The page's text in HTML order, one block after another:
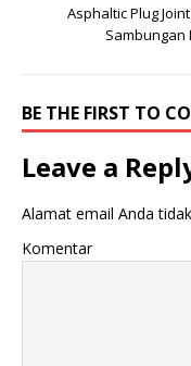
Asphaltic Plug
Sambungan
BE THE FIRST TO
Leave a
Alamat email Anda
Komentar